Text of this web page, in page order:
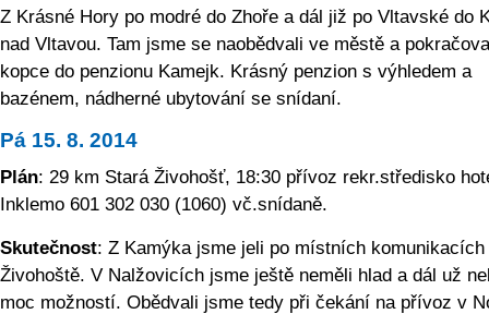
Z Krásné Hory po modré do Zhoře a dál již po Vltavské do
nad Vltavou. Tam jsme se naobědvali ve městě a
kopce do penzionu Kamejk. Krásný penzion s výhledem a
bazénem, nádherné ubytování se snídaní.
Pá 15. 8. 2014
Plán: 29 km Stará Živohošť, 18:30 přívoz rekr.středisko
Inklemo 601 302 030 (1060) vč.snídaně.
Skutečnost: Z Kamýka jsme jeli po místních komunikacích
Živohoště. V Nalžovicích jsme ještě neměli hlad a dál už
moc možností. Obědvali jsme tedy při čekání na přívoz v